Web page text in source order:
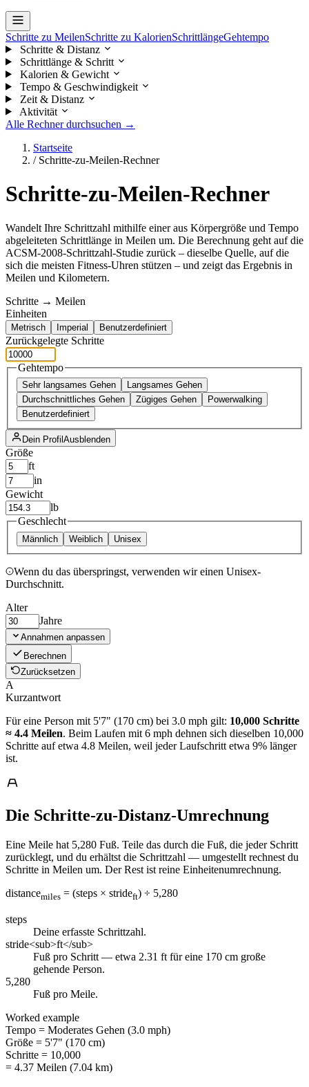
Schritte zu MeilenSchritte zu KalorienSchrittlängeGehtempo
Schritte & Distanz
Schrittlänge & Schritt
Kalorien & Gewicht
Tempo & Geschwindigkeit
Zeit & Distanz
Aktivität
Alle Rechner durchsuchen →
Startseite
/ Schritte-zu-Meilen-Rechner
Schritte-zu-Meilen-Rechner
Wandelt Ihre Schrittzahl mithilfe einer aus Körpergröße und Tempo
abgeleiteten Schrittlänge in Meilen um. Die Berechnung geht auf die
ACSM-2008-Schrittzahl-Studie zurück – dieselbe Quelle, auf die
sich die meisten Fitness-Uhren stützen – und zeigt das Ergebnis in
Meilen und Kilometern.
Schritte → Meilen
Einheiten
Metrisch Imperial Benutzerdefiniert
Zurückgelegte Schritte
Gehtempo
Sehr langsames Gehen
Langsames Gehen
Durchschnittliches Gehen
Zügiges Gehen
Powerwalking
Benutzerdefiniert
Dein Profil Ausblenden
Größe
ft
in
Gewicht
lb
Geschlecht
Männlich Weiblich Unisex
Wenn du das überspringst, verwenden wir einen Unisex-
Durchschnitt.
Alter
Jahre
Annahmen anpassen
Berechnen
Zurücksetzen
A
Kurzantwort
Für eine Person mit 5'7" (170 cm) bei 3.0 mph gilt: 10,000 Schritte
≈ 4.4 Meilen. Beim Laufen mit 6 mph dehnen sich dieselben 10,000
Schritte auf etwa 4.8 Meilen, weil jeder Laufschritt etwa 9% länger
ist.
Die Schritte-zu-Distanz-Umrechnung
Eine Meile hat 5,280 Fuß. Teile das durch die Fuß, die jeder Schritt
zurücklegt, und du erhältst die Schrittzahl — umgestellt rechnest du
Schritte in Meilen um. Der Rest ist reine Einheitenumrechnung.
distancemiles = (steps × strideft) ÷ 5,280
steps
Deine erfasste Schrittzahl.
stride<sub>ft</sub>
Fuß pro Schritt — etwa 2.31 ft für eine 170 cm große
gehende Person.
5,280
Fuß pro Meile.
Worked example
Tempo = Moderates Gehen (3.0 mph)
Größe = 5'7" (170 cm)
Schritte = 10,000
= 4.37 Meilen (7.04 km)